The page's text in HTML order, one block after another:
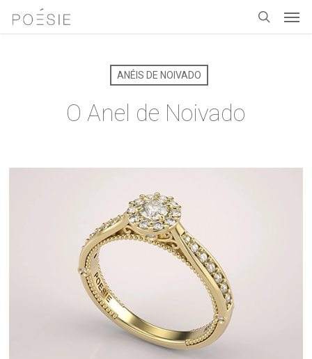
ANÉIS DE NOIVADO
O Anel de Noivado